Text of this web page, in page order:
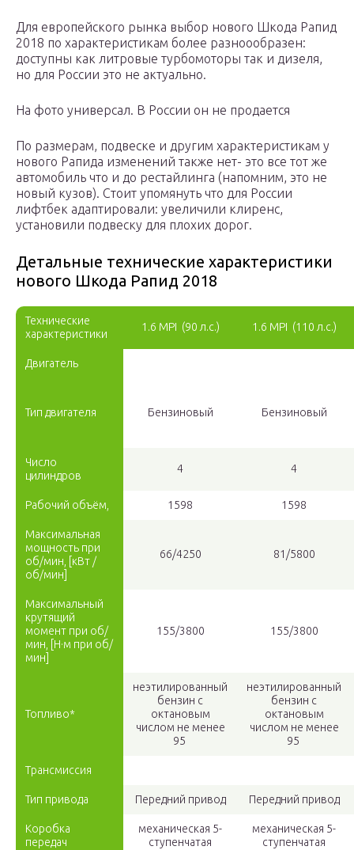
Для европейского рынка выбор нового Шкода Рапид
2018 по характеристикам более разноообразен:
доступны как литровые турбомоторы так и дизеля,
но для России это не актуально.
На фото универсал. В России он не продается
По размерам, подвеске и другим характеристикам у
нового Рапида изменений также нет- это все тот же
автомобиль что и до рестайлинга (напомним, это не
новый кузов). Стоит упомянуть что для России
лифтбек адаптировали: увеличили клиренс,
установили подвеску для плохих дорог.
Детальные технические характеристики
нового Шкода Рапид 2018
Технические
характеристики
1.6 MPI (90 л.с.) 1.6 MPI (110 л.с.)
Двигатель
Тип двигателя Бензиновый Бензиновый
Число
цилиндров
4 4
Рабочий объём, 1598 1598
Максимальная
мощность при
об/мин, [кВт /
об/мин]
66/4250 81/5800
Максимальный
крутящий
момент при об/
мин, [Н·м при об/
мин]
155/3800 155/3800
Топливо*
неэтилированный
бензин с
октановым
числом не менее
95
неэтилированный
бензин с
октановым
числом не менее
95
Трансмиссия
Тип привода Передний привод Передний привод
Коробка
передач
механическая 5-
ступенчатая
механическая 5-
ступенчатая